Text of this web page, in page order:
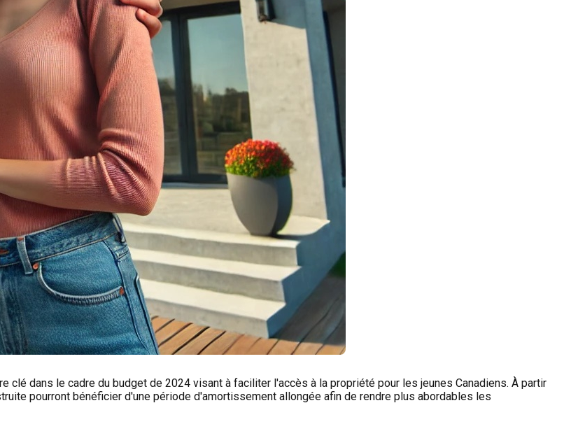
clé dans le cadre du budget de 2024 visant à faciliter l'accès à la propriété pour les jeunes Canadiens. À partir
pourront bénéficier d'une période d'amortissement allongée afin de rendre plus abordables les